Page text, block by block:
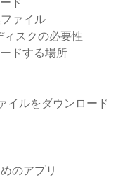
ド
ァイル
ィスクの必要性
ドする場所
イルをダウンロード
のアプリ